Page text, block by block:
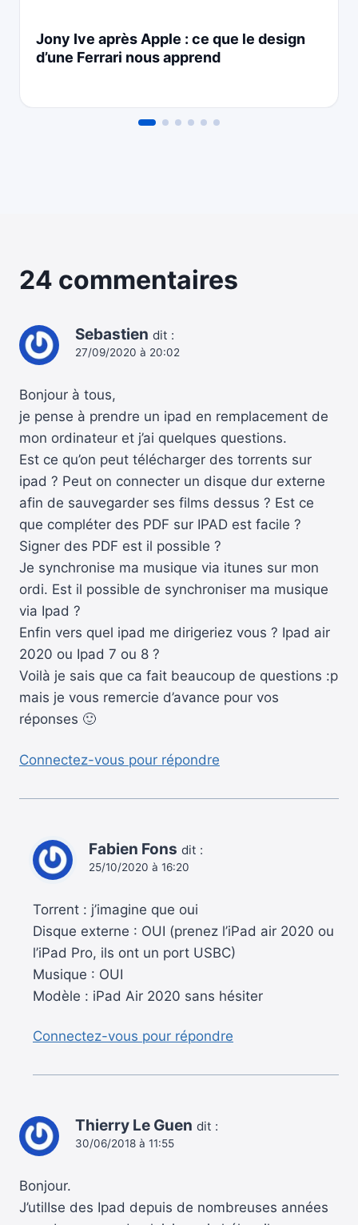
Jony Ive après Apple : ce que le design
d’une Ferrari nous apprend
24 commentaires
Sebastien dit :
27/09/2020 à 20:02
Bonjour à tous,
je pense à prendre un ipad en remplacement de
mon ordinateur et j’ai quelques questions.
Est ce qu’on peut télécharger des torrents sur
ipad ? Peut on connecter un disque dur externe
afin de sauvegarder ses films dessus ? Est ce
que compléter des PDF sur IPAD est facile ?
Signer des PDF est il possible ?
Je synchronise ma musique via itunes sur mon
ordi. Est il possible de synchroniser ma musique
via Ipad ?
Enfin vers quel ipad me dirigeriez vous ? Ipad air
2020 ou Ipad 7 ou 8 ?
Voilà je sais que ca fait beaucoup de questions :p
mais je vous remercie d’avance pour vos
réponses 🙂
Connectez-vous pour répondre
Fabien Fons dit :
25/10/2020 à 16:20
Torrent : j’imagine que oui
Disque externe : OUI (prenez l’iPad air 2020 ou
l’iPad Pro, ils ont un port USBC)
Musique : OUI
Modèle : iPad Air 2020 sans hésiter
Connectez-vous pour répondre
Thierry Le Guen dit :
30/06/2018 à 11:55
Bonjour.
J’utilIse des Ipad depuis de nombreuses années